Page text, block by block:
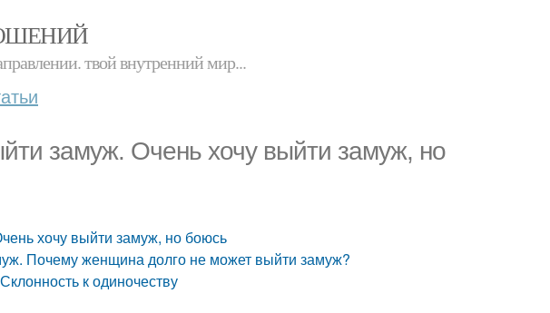
твой внутренний мир...
замуж. Очень хочу выйти замуж, но
хочу выйти замуж, но боюсь
Почему женщина долго не может выйти замуж?
к одиночеству